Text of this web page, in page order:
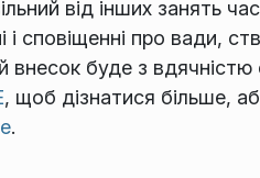
від інших занять
сповіщенні про вади,
внесок буде з
, щоб дізнатися більше,
.